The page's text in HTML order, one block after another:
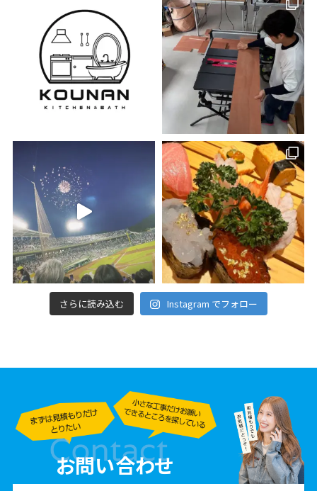
さらに読み込む Instagram でフォロー
お問い合わせ